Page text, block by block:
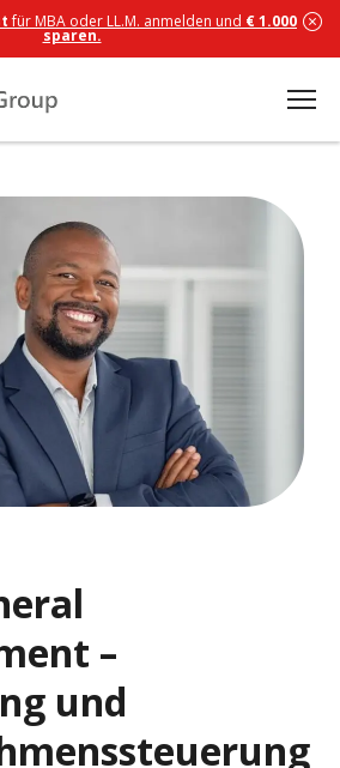
für MBA oder LL.M. anmelden und € 1.000
sparen.
–
und